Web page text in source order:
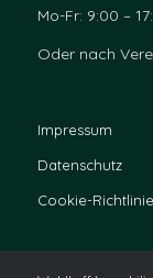
Mo-Fr: 9:00 –
Oder nach
Impressum
Datenschutz
Cookie-Richtlinie